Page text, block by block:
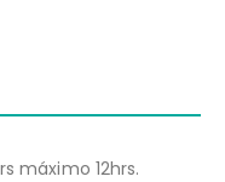
máximo 12hrs.